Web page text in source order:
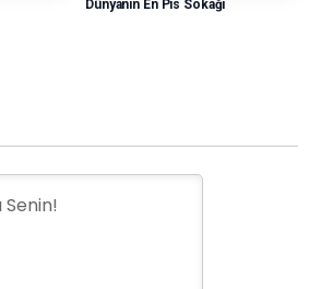
Dünyanın En Pis Sokağı